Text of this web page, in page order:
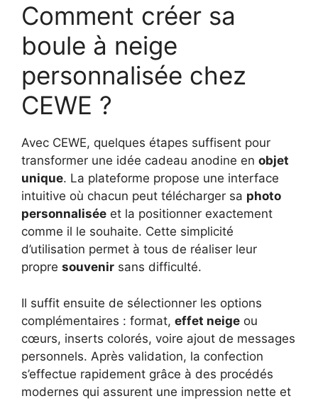
Comment créer sa
boule à neige
personnalisée chez
CEWE ?
Avec CEWE, quelques étapes suffisent pour
transformer une idée cadeau anodine en objet
unique. La plateforme propose une interface
intuitive où chacun peut télécharger sa photo
personnalisée et la positionner exactement
comme il le souhaite. Cette simplicité
d’utilisation permet à tous de réaliser leur
propre souvenir sans difficulté.
Il suffit ensuite de sélectionner les options
complémentaires : format, effet neige ou
cœurs, inserts colorés, voire ajout de messages
personnels. Après validation, la confection
s’effectue rapidement grâce à des procédés
modernes qui assurent une impression nette et